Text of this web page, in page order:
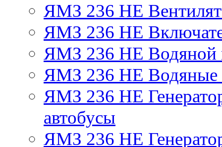
ЯМЗ 236 НЕ
ЯМЗ 236 НЕ
ЯМЗ 236 НЕ Водяной
ЯМЗ 236 НЕ Водяные
ЯМЗ 236 НЕ
автобусы
ЯМЗ 236 НЕ